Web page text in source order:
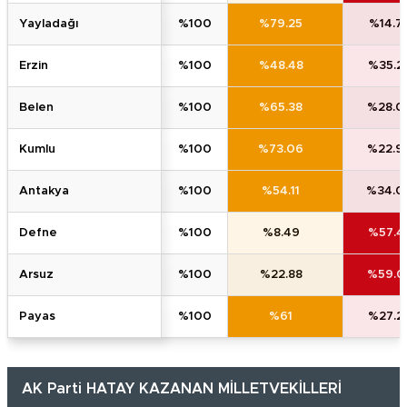
yayladaği %100 %79.25
erzi̇n %100 %48.48
belen %100 %65.38
kumlu %100 %73.06
antakya %100 %54.11
defne %100 %8.49
arsuz %100 %22.88
payas %100 %61
AK Parti HATAY KAZANAN MİLLETVEKİLLERİ